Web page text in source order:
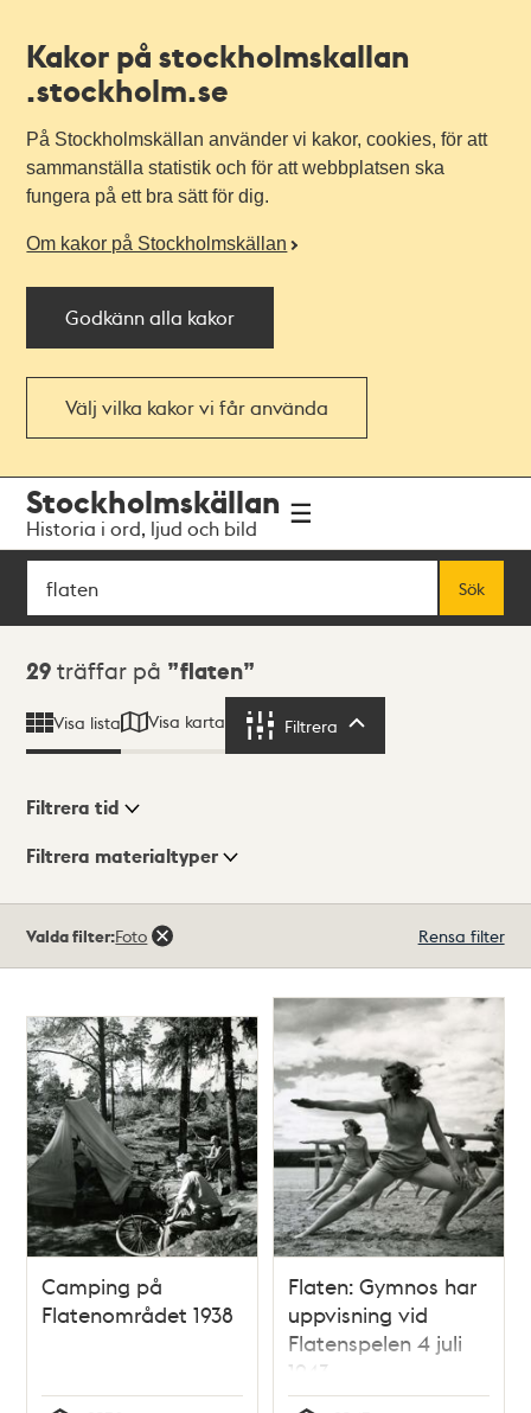
Kakor på stockholmskallan
.stockholm.se
På Stockholmskällan använder vi kakor, cookies, för att
sammanställa statistik och för att webbplatsen ska
fungera på ett bra sätt för dig.
Om kakor på Stockholmskällan
Godkänn alla kakor
Välj vilka kakor vi får använda
navigationen
huvudinnehållet
Stockholmskällan
Historia i ord, ljud och bild
Sök
Sök
Sökresultat
29 träffar på flaten
Visa lista Visa karta Filtrera
Visningsläge
Filtrera tid
Filtrera materialtyper
träffar
Valda filter:Foto Rensa filter
Camping på
Flatenområdet 1938
Flaten: Gymnos har
uppvisning vid
Flatenspelen 4 juli
1943